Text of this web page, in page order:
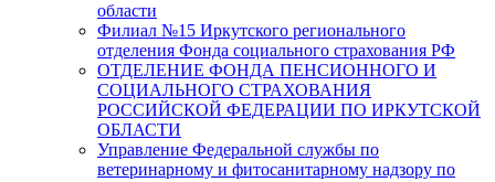
области
Филиал №15 Иркутского регионального
отделения Фонда социального страхования РФ
ОТДЕЛЕНИЕ ФОНДА ПЕНСИОННОГО И
СОЦИАЛЬНОГО СТРАХОВАНИЯ
РОССИЙСКОЙ ФЕДЕРАЦИИ ПО ИРКУТСКОЙ
ОБЛАСТИ
Управление Федеральной службы по
ветеринарному и фитосанитарному надзору по